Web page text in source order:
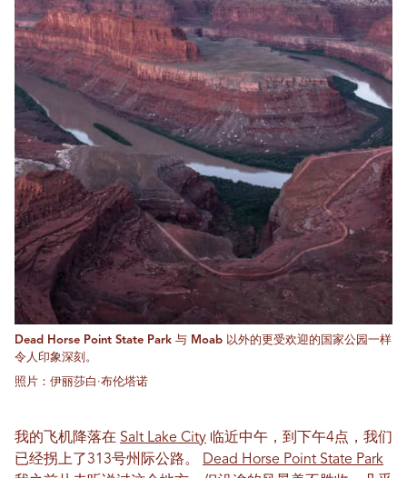
Dead Horse Point State Park 与 Moab 以外的更受欢迎的国家公园一样
令人印象深刻。
照片：伊丽莎白·布伦塔诺
我的飞机降落在 Salt Lake City 临近中午，到下午4点，我们
已经拐上了313号州际公路。 Dead Horse Point State Park